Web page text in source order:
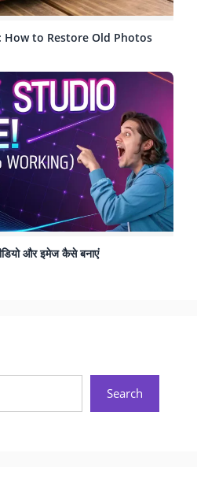
How to Restore Old Photos
और इमेज कैसे बनाएं
Search